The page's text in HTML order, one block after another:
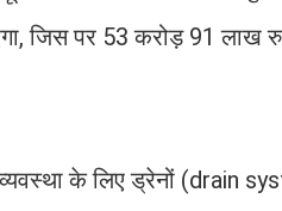
जिस पर 53 करोड़ 91 लाख
के लिए ड्रेनों (drain